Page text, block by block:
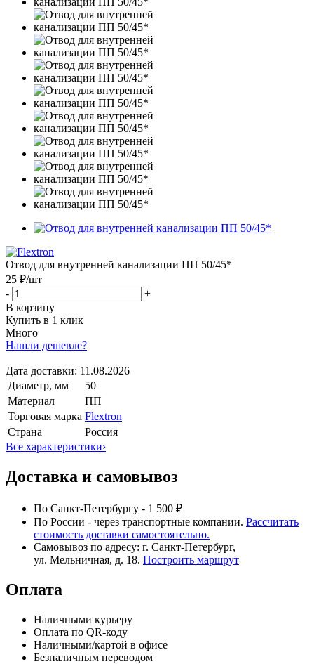
Отвод для внутренней канализации ПП 50/45*
25 ₽/шт
-
+
В корзину
Купить в 1 клик
Много
Нашли дешевле?
Дата доставки: 11.08.2026
Диаметр, мм
50
Материал
ПП
Торговая марка Flextron
Страна
Россия
Все характеристики›
Доставка и самовывоз
По Санкт-Петербургу - 1 500 ₽
По России - через транспортные компании. Рассчитать
стоимость доставки самостоятельно.
Самовывоз по адресу: г. Санкт-Петербург,
ул. Мельничная, д. 18. Построить маршрут
Оплата
Наличными курьеру
Оплата по QR-коду
Наличными/картой в офисе
Безналичным переводом